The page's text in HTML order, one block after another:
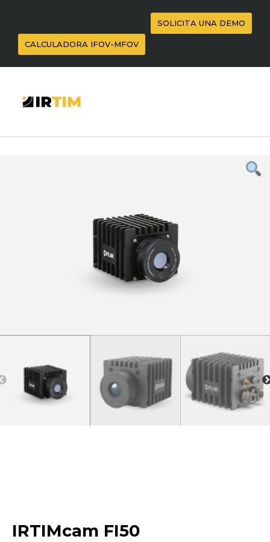
SOLICITA UNA DEMO
CALCULADORA IFOV-MFOV
IRTIMcam FI50